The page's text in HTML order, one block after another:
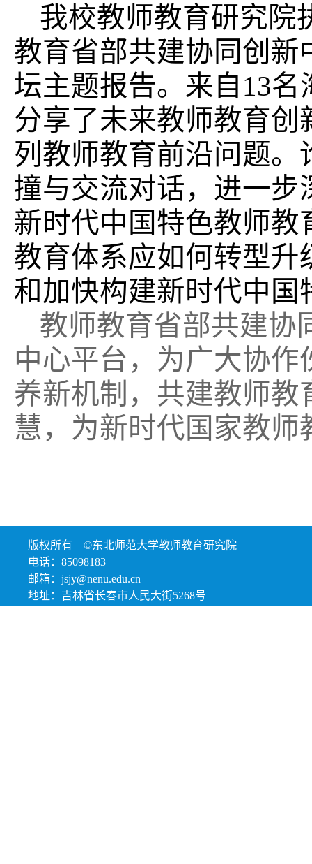
我校教师教育研究院
教育省部共建协同创
坛主题报告。来自 13名
分享了未来教师教育
列教师教育前沿问题
撞与交流对话，进一
新时代中国特色教师
教育体系应如何转型
和加快构建新时代中
教师教育省部共建协
中心平台，为广大协
养新机制，共建教师
慧，为新时代国家教
版权所有 ©东北师范大学教师教育研究院
电话：85098183
邮箱：jsjy@nenu.edu.cn
地址：吉林省长春市人民大街5268号